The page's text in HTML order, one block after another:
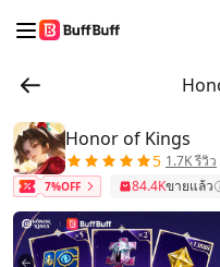
Honor of Kings
5 1.7K รีวิว
7%OFF 84.4Kขายแล้ว